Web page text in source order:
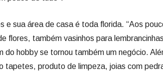
e sua área de casa é toda florida. “Aos
flores, também vasinhos para
do hobby se tornou também um negócio.
tapetes, produto de limpeza, joias com